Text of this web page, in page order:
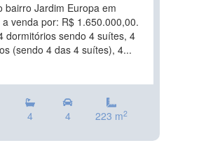
bairro Jardim Europa em
venda por: R$ 1.650.000,00.
dormitórios sendo 4 suítes, 4
(sendo 4 das 4 suítes), 4...
4 4 223 m2